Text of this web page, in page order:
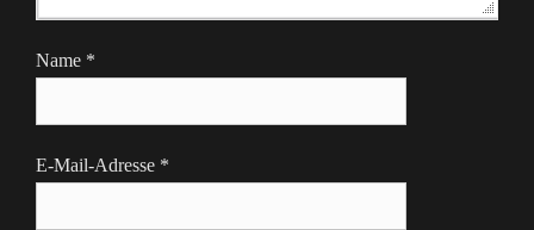
Name *
E-Mail-Adresse *